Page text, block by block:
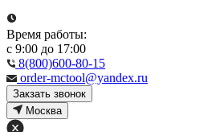
Время работы:
с 9:00 до 17:00
8(800)600-80-15
order-mctool@yandex.ru
Закзать звонок
Москва